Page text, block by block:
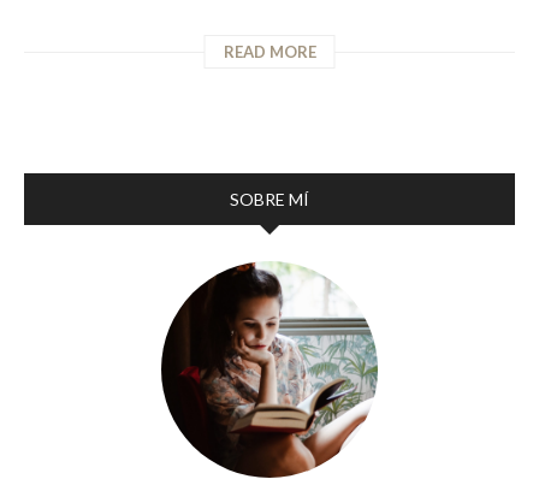
READ MORE
SOBRE MÍ